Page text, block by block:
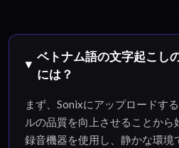
ベトナム語の文字起こし
には？
まず、Sonixにアップロードす
ルの品質を向上させることか
録音機器を使用し、静かな環境